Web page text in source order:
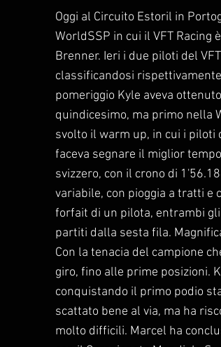
Oggi al Circuito Estoril in
WorldSSP in cui il VFT Racing
Brenner. Ieri i due piloti del
classificandosi
pomeriggio Kyle aveva
quindicesimo, ma primo nella
svolto il warm up, in cui i piloti
faceva segnare il miglior
svizzero, con il crono di
variabile, con pioggia a tratti
forfait di un pilota, entrambi gli
partiti dalla sesta fila.
Con la tenacia del campione
giro, fino alle prime posizioni.
conquistando il primo podio
scattato bene al via, ma ha
molto difficili. Marcel ha